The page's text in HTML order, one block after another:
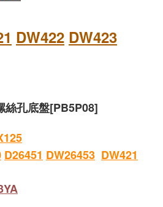
DW422 DW423
絲孔底盤[PB5P08]
D26451 DW26453 DW421